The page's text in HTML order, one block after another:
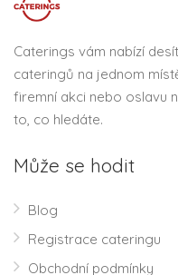
Caterings vám nabízí
cateringů na jednom
firemní akci nebo oslavu
to, co hledáte.
Může se hodit
Blog
Registrace cateringu
Obchodní podmínky